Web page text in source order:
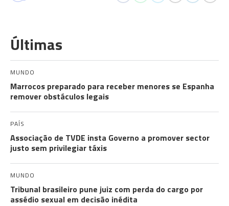
Últimas
MUNDO
Marrocos preparado para receber menores se Espanha
remover obstáculos legais
PAÍS
Associação de TVDE insta Governo a promover sector
justo sem privilegiar táxis
MUNDO
Tribunal brasileiro pune juiz com perda do cargo por
assédio sexual em decisão inédita